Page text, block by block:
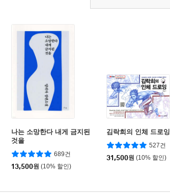
나는 소망한다 내게 금지된
것을
689건
13,500원 (10% 할인)
김락희의 인체 드로잉
527건
31,500원 (10% 할인)